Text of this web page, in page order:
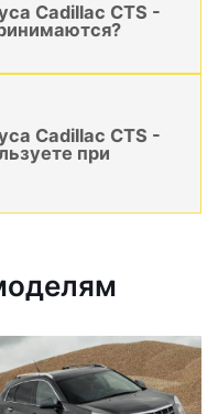
Cadillac CTS -
Cadillac CTS -
при